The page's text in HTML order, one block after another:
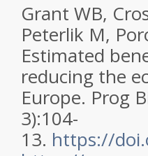
Grant WB,
Peterlik M,
Estimated
reducing the
Europe. Prog
3):104-
13. https://